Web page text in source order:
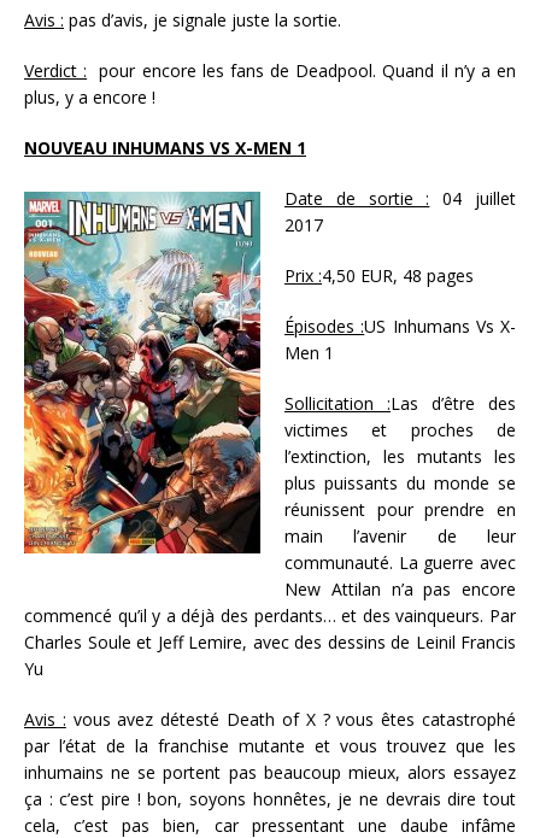
Avis : pas d’avis, je signale juste la sortie.
Verdict : pour encore les fans de Deadpool. Quand il n’y a en
plus, y a encore !
NOUVEAU INHUMANS VS X-MEN 1
Date de sortie : 04 juillet
2017
Prix :4,50 EUR, 48 pages
Épisodes :US Inhumans Vs X-
Men 1
Sollicitation :Las d’être des
victimes et proches de
l’extinction, les mutants les
plus puissants du monde se
réunissent pour prendre en
main l’avenir de leur
communauté. La guerre avec
New Attilan n’a pas encore
commencé qu’il y a déjà des perdants… et des vainqueurs. Par
Charles Soule et Jeff Lemire, avec des dessins de Leinil Francis
Yu
Avis : vous avez détesté Death of X ? vous êtes catastrophé
par l’état de la franchise mutante et vous trouvez que les
inhumains ne se portent pas beaucoup mieux, alors essayez
ça : c’est pire ! bon, soyons honnêtes, je ne devrais dire tout
cela, c’est pas bien, car pressentant une daube infâme